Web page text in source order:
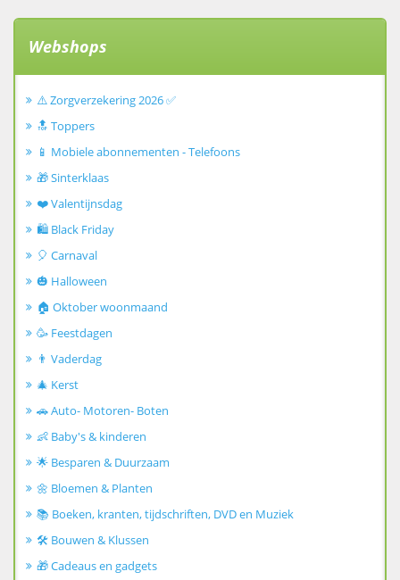
Webshops
⚠️ Zorgverzekering 2026 ✅
🔝 Toppers
📱 Mobiele abonnementen - Telefoons
🎁 Sinterklaas
❤️ Valentijnsdag
🛍️ Black Friday
🎈 Carnaval
🎃 Halloween
🏠 Oktober woonmaand
🥳 Feestdagen
👨 Vaderdag
🎄 Kerst
🚗 Auto- Motoren- Boten
👶 Baby's & kinderen
🌟 Besparen & Duurzaam
🌼 Bloemen & Planten
📚 Boeken, kranten, tijdschriften, DVD en Muziek
🛠️ Bouwen & Klussen
🎁 Cadeaus en gadgets